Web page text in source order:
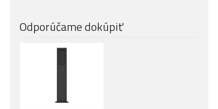
Odporúčame dokúpiť